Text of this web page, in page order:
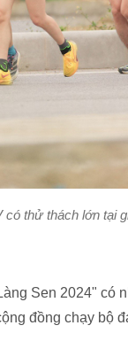
có thử thách lớn tại
Sen 2024" có
đồng chạy bộ